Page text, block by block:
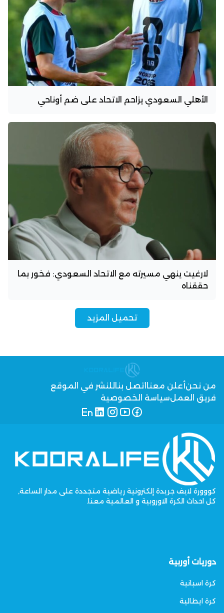
الأهلي السعودي يزاحم الاتحاد على ضم أوناحي
لارغيت ينهي مسيرته مع الاتحاد السعودي: فخور بما
حققناه
تحميل المزيد
من نحنأعلن معنا اتصل بنا للنشر في الموقع
فريق العملسياسة الخصوصية
كووورة لايف جريدة إلكترونية رياضية متجددة على مدار الساعة,
كل احداث الكرة الاوروبية و العالمية معنا.
دوريات أوربية
كرة اسبانية
كرة ايطالية